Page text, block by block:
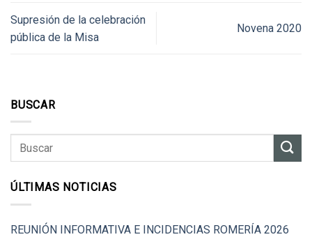
Supresión de la celebración
pública de la Misa
Novena 2020
BUSCAR
ÚLTIMAS NOTICIAS
REUNIÓN INFORMATIVA E INCIDENCIAS ROMERÍA 2026